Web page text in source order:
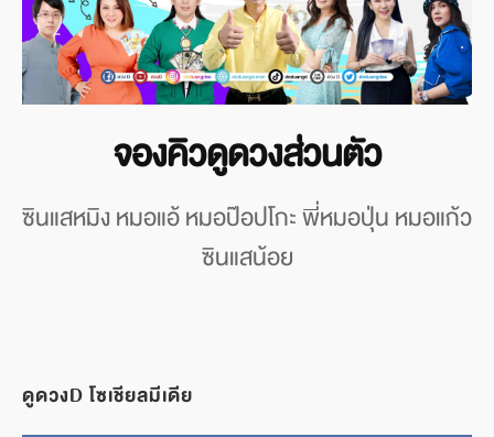
จองคิวดูดวงส่วนตัว
ซินแสหมิง หมอแอ้ หมอป๊อปโกะ พี่หมอปุ่น หมอแก้ว
ซินแสน้อย
ดูดวงD โซเชียลมีเดีย